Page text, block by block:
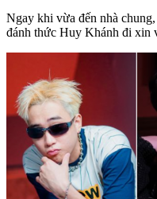
Ngay khi vừa đến nhà
đánh thức Huy Khánh đi xin